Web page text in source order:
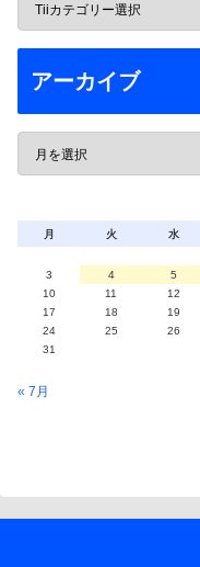
アーカイブ
月 火 水
3
4 5
10
11 12
17
18 19
24
25 26
31
« 7月